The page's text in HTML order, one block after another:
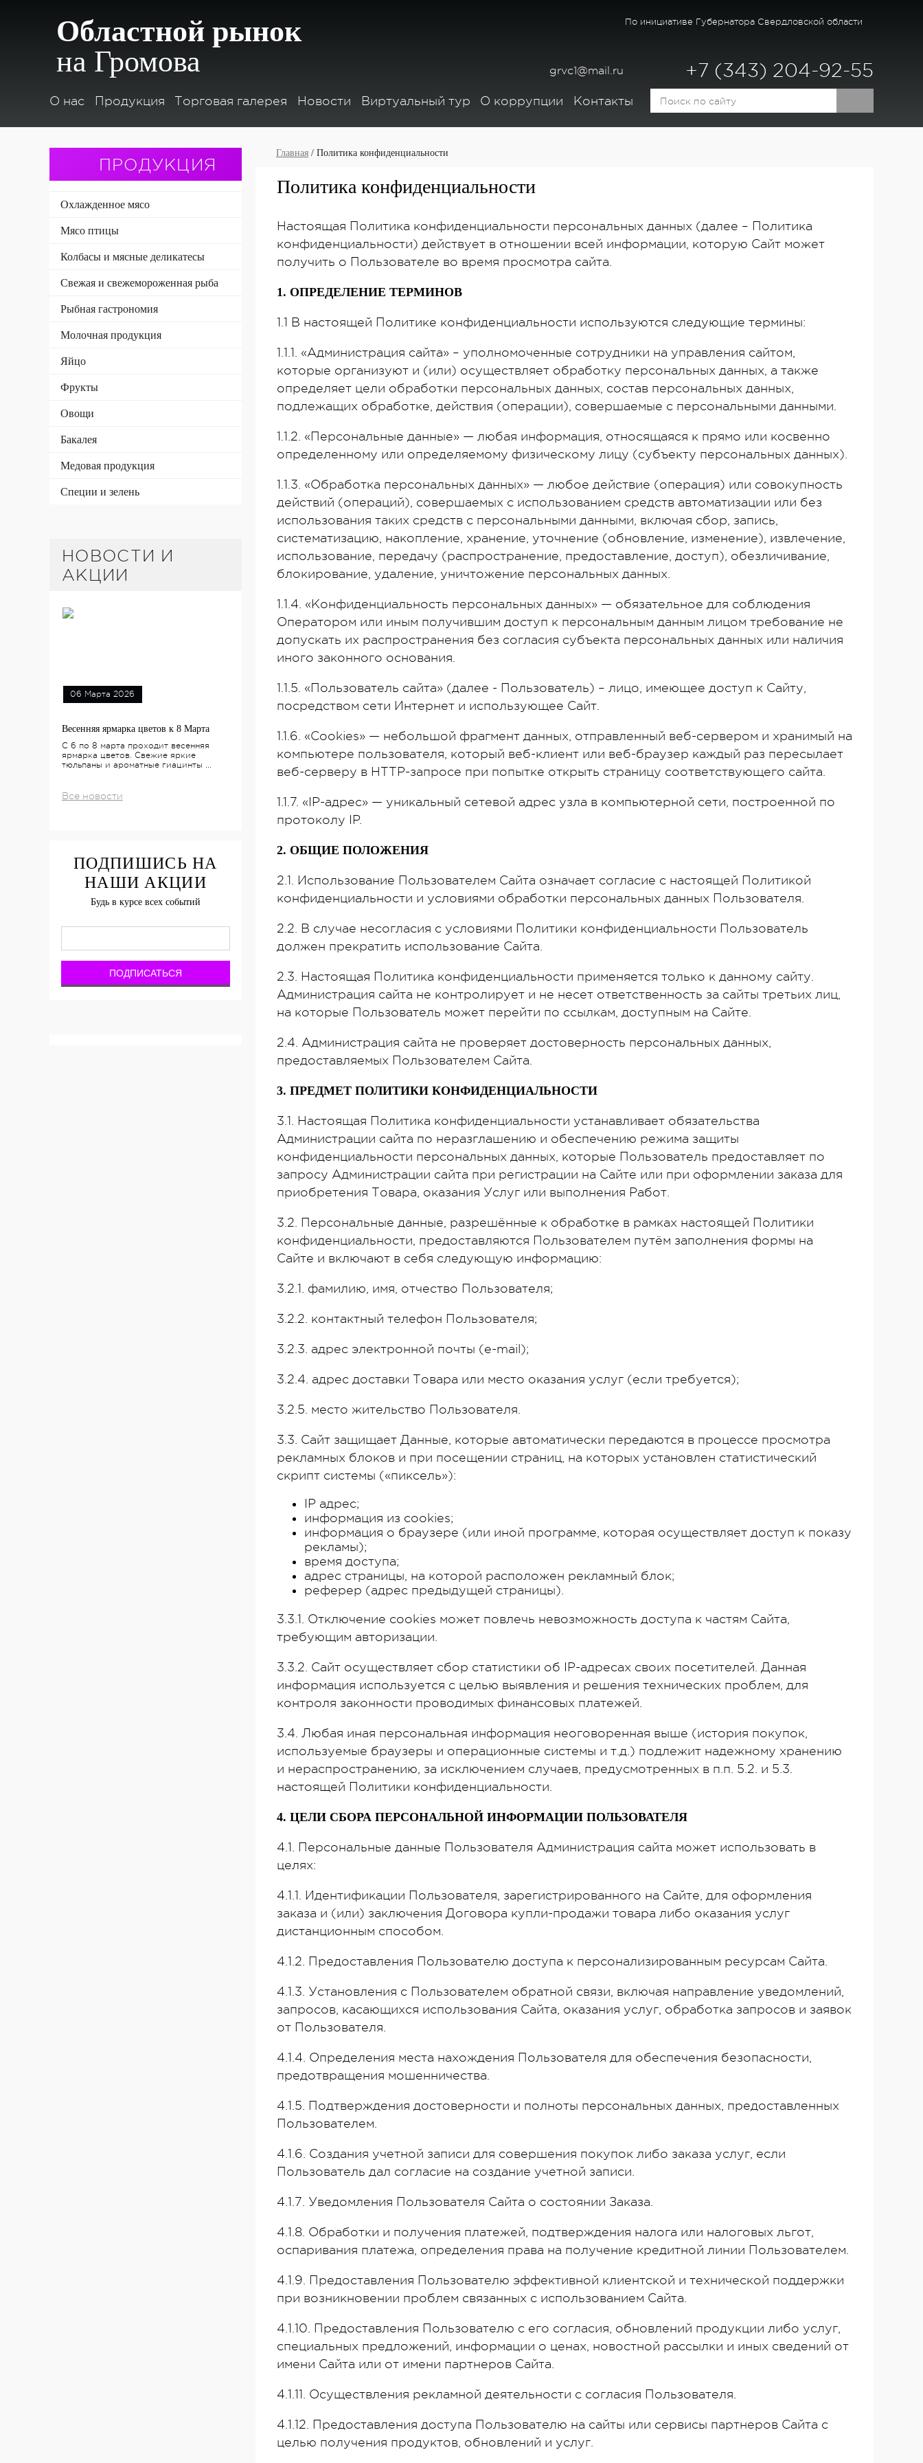
Областной рынок
на Громова
По инициативе Губернатора Свердловской области
grvc1@mail.ru +7 (343) 204-92-55
О нас Продукция Торговая галерея Новости Виртуальный тур О коррупции Контакты
ПРОДУКЦИЯ
Охлажденное мясо
Мясо птицы
Колбасы и мясные деликатесы
Свежая и свежемороженная рыба
Рыбная гастрономия
Молочная продукция
Яйцо
Фрукты
Овощи
Бакалея
Медовая продукция
Специи и зелень
НОВОСТИ И
АКЦИИ
06 Марта 2026
Весенняя ярмарка цветов к 8 Марта
С 6 по 8 марта проходит весенняя
ярмарка цветов. Свежие яркие
тюльпаны и ароматные гиацинты ...
Все новости
ПОДПИШИСЬ НА
НАШИ АКЦИИ
Будь в курсе всех событий
Главная / Политика конфиденциальности
Политика конфиденциальности
Настоящая Политика конфиденциальности персональных данных (далее – Политика
конфиденциальности) действует в отношении всей информации, которую Сайт может
получить о Пользователе во время просмотра сайта.
1. ОПРЕДЕЛЕНИЕ ТЕРМИНОВ
1.1 В настоящей Политике конфиденциальности используются следующие термины:
1.1.1. «Администрация сайта» – уполномоченные сотрудники на управления сайтом,
которые организуют и (или) осуществляет обработку персональных данных, а также
определяет цели обработки персональных данных, состав персональных данных,
подлежащих обработке, действия (операции), совершаемые с персональными данными.
1.1.2. «Персональные данные» — любая информация, относящаяся к прямо или косвенно
определенному или определяемому физическому лицу (субъекту персональных данных).
1.1.3. «Обработка персональных данных» — любое действие (операция) или совокупность
действий (операций), совершаемых с использованием средств автоматизации или без
использования таких средств с персональными данными, включая сбор, запись,
систематизацию, накопление, хранение, уточнение (обновление, изменение), извлечение,
использование, передачу (распространение, предоставление, доступ), обезличивание,
блокирование, удаление, уничтожение персональных данных.
1.1.4. «Конфиденциальность персональных данных» — обязательное для соблюдения
Оператором или иным получившим доступ к персональным данным лицом требование не
допускать их распространения без согласия субъекта персональных данных или наличия
иного законного основания.
1.1.5. «Пользователь сайта» (далее - Пользователь) – лицо, имеющее доступ к Сайту,
посредством сети Интернет и использующее Сайт.
1.1.6. «Cookies» — небольшой фрагмент данных, отправленный веб-сервером и хранимый на
компьютере пользователя, который веб-клиент или веб-браузер каждый раз пересылает
веб-серверу в HTTP-запросе при попытке открыть страницу соответствующего сайта.
1.1.7. «IP-адрес» — уникальный сетевой адрес узла в компьютерной сети, построенной по
протоколу IP.
2. ОБЩИЕ ПОЛОЖЕНИЯ
2.1. Использование Пользователем Сайта означает согласие с настоящей Политикой
конфиденциальности и условиями обработки персональных данных Пользователя.
2.2. В случае несогласия с условиями Политики конфиденциальности Пользователь
должен прекратить использование Сайта.
2.3. Настоящая Политика конфиденциальности применяется только к данному сайту.
Администрация сайта не контролирует и не несет ответственность за сайты третьих лиц,
на которые Пользователь может перейти по ссылкам, доступным на Сайте.
2.4. Администрация сайта не проверяет достоверность персональных данных,
предоставляемых Пользователем Сайта.
3. ПРЕДМЕТ ПОЛИТИКИ КОНФИДЕНЦИАЛЬНОСТИ
3.1. Настоящая Политика конфиденциальности устанавливает обязательства
Администрации сайта по неразглашению и обеспечению режима защиты
конфиденциальности персональных данных, которые Пользователь предоставляет по
запросу Администрации сайта при регистрации на Сайте или при оформлении заказа для
приобретения Товара, оказания Услуг или выполнения Работ.
3.2. Персональные данные, разрешённые к обработке в рамках настоящей Политики
конфиденциальности, предоставляются Пользователем путём заполнения формы на
Сайте и включают в себя следующую информацию:
3.2.1. фамилию, имя, отчество Пользователя;
3.2.2. контактный телефон Пользователя;
3.2.3. адрес электронной почты (e-mail);
3.2.4. адрес доставки Товара или место оказания услуг (если требуется);
3.2.5. место жительство Пользователя.
3.3. Сайт защищает Данные, которые автоматически передаются в процессе просмотра
рекламных блоков и при посещении страниц, на которых установлен статистический
скрипт системы («пиксель»):
IP адрес;
информация из cookies;
информация о браузере (или иной программе, которая осуществляет доступ к показу
рекламы);
время доступа;
адрес страницы, на которой расположен рекламный блок;
реферер (адрес предыдущей страницы).
3.3.1. Отключение cookies может повлечь невозможность доступа к частям Сайта,
требующим авторизации.
3.3.2. Сайт осуществляет сбор статистики об IP-адресах своих посетителей. Данная
информация используется с целью выявления и решения технических проблем, для
контроля законности проводимых финансовых платежей.
3.4. Любая иная персональная информация неоговоренная выше (история покупок,
используемые браузеры и операционные системы и т.д.) подлежит надежному хранению
и нераспространению, за исключением случаев, предусмотренных в п.п. 5.2. и 5.3.
настоящей Политики конфиденциальности.
4. ЦЕЛИ СБОРА ПЕРСОНАЛЬНОЙ ИНФОРМАЦИИ ПОЛЬЗОВАТЕЛЯ
4.1. Персональные данные Пользователя Администрация сайта может использовать в
целях:
4.1.1. Идентификации Пользователя, зарегистрированного на Сайте, для оформления
заказа и (или) заключения Договора купли-продажи товара либо оказания услуг
дистанционным способом.
4.1.2. Предоставления Пользователю доступа к персонализированным ресурсам Сайта.
4.1.3. Установления с Пользователем обратной связи, включая направление уведомлений,
запросов, касающихся использования Сайта, оказания услуг, обработка запросов и заявок
от Пользователя.
4.1.4. Определения места нахождения Пользователя для обеспечения безопасности,
предотвращения мошенничества.
4.1.5. Подтверждения достоверности и полноты персональных данных, предоставленных
Пользователем.
4.1.6. Создания учетной записи для совершения покупок либо заказа услуг, если
Пользователь дал согласие на создание учетной записи.
4.1.7. Уведомления Пользователя Сайта о состоянии Заказа.
4.1.8. Обработки и получения платежей, подтверждения налога или налоговых льгот,
оспаривания платежа, определения права на получение кредитной линии Пользователем.
4.1.9. Предоставления Пользователю эффективной клиентской и технической поддержки
при возникновении проблем связанных с использованием Сайта.
4.1.10. Предоставления Пользователю с его согласия, обновлений продукции либо услуг,
специальных предложений, информации о ценах, новостной рассылки и иных сведений от
имени Сайта или от имени партнеров Сайта.
4.1.11. Осуществления рекламной деятельности с согласия Пользователя.
4.1.12. Предоставления доступа Пользователю на сайты или сервисы партнеров Сайта с
целью получения продуктов, обновлений и услуг.